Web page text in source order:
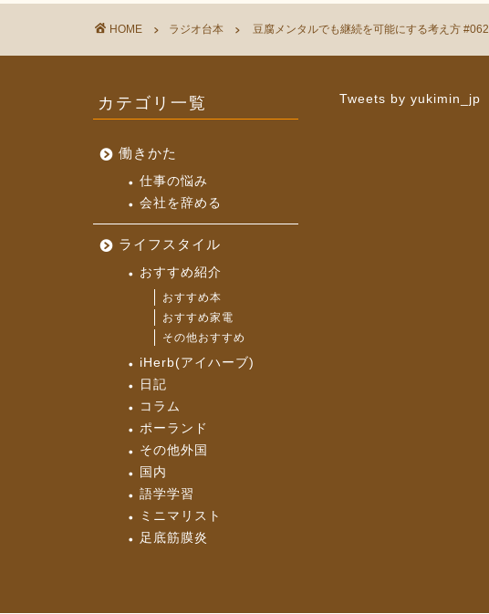
HOME ラジオ台本 豆腐メンタルでも継続を可能にする考え方 #062
カテゴリ一覧
働きかた
仕事の悩み
会社を辞める
ライフスタイル
おすすめ紹介
おすすめ本
おすすめ家電
その他おすすめ
iHerb(アイハーブ)
日記
コラム
ポーランド
その他外国
国内
語学学習
ミニマリスト
足底筋膜炎
Tweets by yukimin_jp